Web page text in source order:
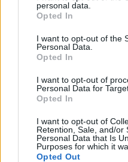
personal data.
Opted In
I want to opt-out of the
Personal Data.
Opted In
I want to opt-out of
Personal Data for
Opted In
I want to opt-out of
Retention, Sale, and/or
Personal Data that Is
Purposes for which it
Opted Out
Deputados do
certame